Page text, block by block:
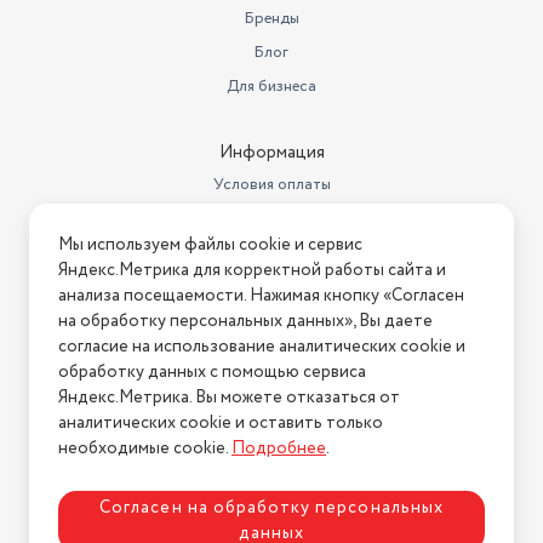
• Объем брутто (л)/Общий: 419
• Объем брутто (л)/Холодильная камера: 292
Объем нетто (л)/Холодильная камера: 277
Объем нетто (л)/Морозильная камера: 107
МОРОЗИЛЬНАЯ КАМЕРА
• Лоток для льда●
Полки: 2
• Прозрачный ящик: 3
Металлическая окантовка ящиков●
SN-ST +10°C / +38°C
Да
12 кг/сут
Габариты (ШxГxВ)
59,5х68,2х203 см
Количество компрессоров
1
Энергопотребление
275 кВтч/год
Материал полок
закаленное стекло
Тип управления
электронное
ЖК дисплей
Магазины
Бренды
Блог
Информация
Условия доставки
Условия возврата
Нашли ошибку на сайте?Напишите нам.
2026 © Интернет-магазин "АстМаркет". У нас есть всё!
Мы используем файлы cookie и сервис
Яндекс.Метрика для корректной работы сайта и
анализа посещаемости. Нажимая кнопку «Согласен
на обработку персональных данных», Вы даете
согласие на использование аналитических cookie и
обработку данных с помощью сервиса
Яндекс.Метрика. Вы можете отказаться от
аналитических cookie и оставить только
необходимые cookie.Подробнее.
Согласен на обработку персональных
данных